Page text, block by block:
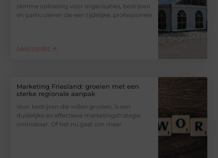
slimme oplossing voor organisaties, bedrijven
en particulieren die een tijdelijke, professionele
Lees verder ➜
Marketing Friesland: groeien met een
sterke regionale aanpak
Voor bedrijven die willen groeien, is een
duidelijke en effectieve marketingstrategie
onmisbaar. Of het nu gaat om meer